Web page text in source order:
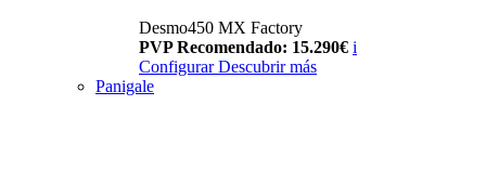
Desmo450 MX Factory
PVP Recomendado: 15.290€ i
Configurar Descubrir más
Panigale